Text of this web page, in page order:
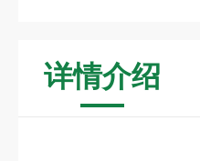
详情介绍